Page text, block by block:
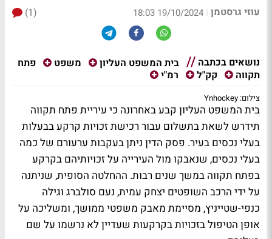
עוזי גרסטמן |
19/10/2024 18:03
(1)
נושאים בכתבה בית המשפט העליון משפט
פתח
תקווה
קק"ל רמ"י
צילום: Ynhockey
בית המשפט העליון קבע באחרונה כי עיריית פתח תקווה
תידרש לשאת בתשלום עבור רכישת זכויות קרקע בבעלות
בעלי נכסים בעיר. פסק הדין ניתן בעקבות ערעורם של כמה
בעלי נכסים, שנאבקו מול העירייה על זכויותיהם בקרקע
בפתח תקווה במשך שנים רבות. ההחלטה הסופית, שניתנה
על ידי הרכב השופטים יצחק עמית, נעם סולברג וגילה
כנפי-שטייניץ, מסיימת מאבק משפטי ממושך, ומשליכה על
אופן הטיפול בזכויות בקרקעות שעדיין לא נרשמו על שם